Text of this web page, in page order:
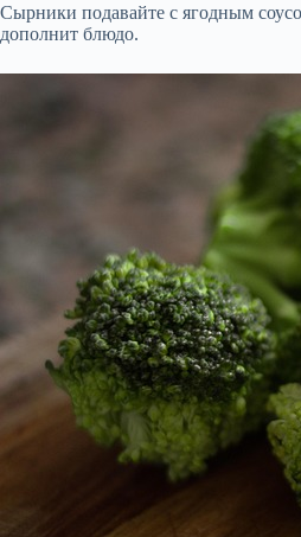
Сырники подавайте с ягодным
дополнит блюдо.